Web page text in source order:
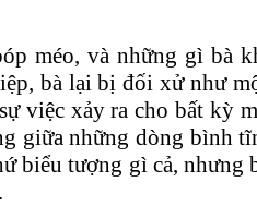
méo, và những gì bà
bà lại bị đối xử như
việc xảy ra cho bất kỳ
giữa những dòng bình
tượng gì cả, nhưng